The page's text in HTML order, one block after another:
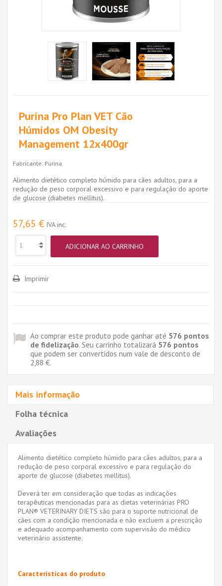
Purina Pro Plan VET Cão
Húmidos OM Obesity
Management 12x400gr
Fabricante: Purina
Alimento dietético completo húmido para cães adultos, para a
redução de peso corporal excessivo e para regulação do aporte
de glucose (diabetes mellitus).
57,65 € IVA inc.
ADICIONAR AO CARRINHO
Imprimir
Ao comprar este produto pode ganhar até 576 pontos
de fidelização. Seu carrinho totalizará 576 pontos
que podem ser convertidos num vale de desconto de
2,88 €.
Mais informação
Folha técnica
Avaliações
Alimento dietético completo húmido para cães adultos, para a
redução de peso corporal excessivo e para regulação do
aporte de glucose (diabetes mellitus).
Deverá ter em consideração que todas as indicações
terapêuticas mencionadas para as dietas veterinárias PRO
PLAN® VETERINARY DIETS são para o suporte nutricional de
cães com a condição mencionada e não excluem a prescrição
e adequado acompanhamento com supervisão do médico
veterinário assistente.
Características do produto